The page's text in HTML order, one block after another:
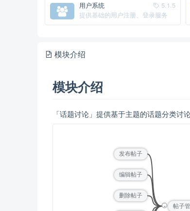
5.1.5
用户系统
提供基础的用户注册、登录服务
模块介绍
模块介绍
「话题讨论」提供基于主题的话题分类讨
- 帖子
发布帖子
编辑帖子
删除帖子